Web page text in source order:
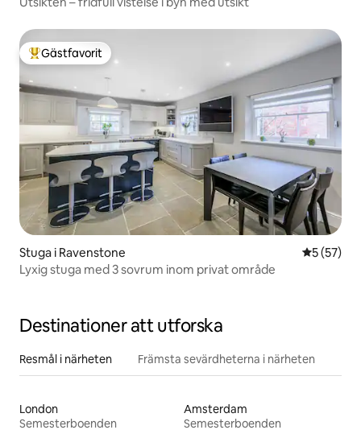
Populär gästfavorit
Gästfavorit
Stuga i Ravenstone 5 av 5 i
5 (57)
Lyxig stuga med 3 sovrum inom privat område
Destinationer att utforska
Resmål i närheten Främsta sevärdheterna i närheten
London
Semesterboenden
Amsterdam
Semesterboenden